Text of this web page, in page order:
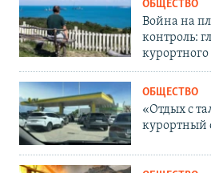
ОБЩЕСТВО
Война на
контроль:
ОБЩЕСТВО
«Отдых с
курортный